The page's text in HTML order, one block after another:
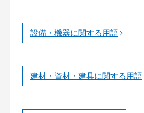
設備・機器に関する用語
建材・資材・建具に関する用語